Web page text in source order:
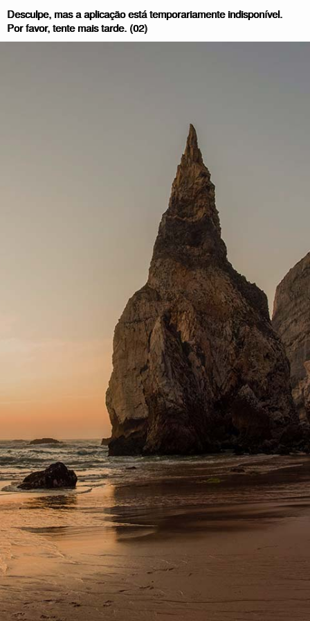
Desculpe, mas a aplicação está temporariamente indisponível.
Por favor, tente mais tarde. (02)